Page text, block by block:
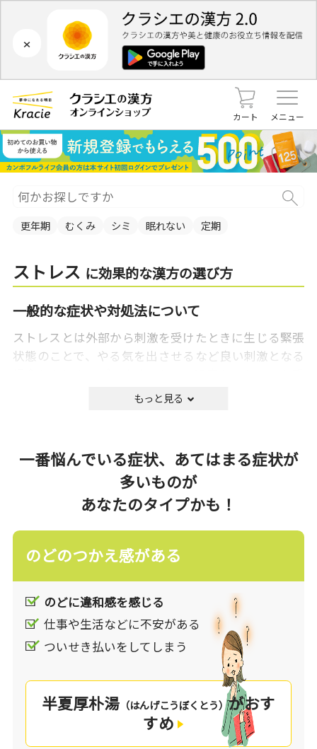
×
カート メニュー
更年期 むくみ シミ 眠れない 定期
ストレス に効果的な漢方の選び方
一般的な症状や対処法について
ストレスとは外部から刺激を受けたときに生じる緊張
状態のことで、やる気を出させるなど良い刺激となる
けると、精神的症状(イライラ、不安感、気分の落ち
現代は「ストレス社会」と言われているほど、私たち
の身の回りには沢山のストレスが溢れています。毎日
を快適に過ごすためには、ストレスと上手くつきあっ
ていくことが重要です。
薬に頼らない一般的な対処方法としては、自分にあっ
たストレス発散方法を見つけたり、生活習慣(食事、
ことがよく行われます。
漢方の考え方
漢方では、ストレスによって「気」の巡りが悪く
なってしまうことで、イライラや不安感などの症
状が起こると考えます。「気」とは、現代でも
「気分」「気持ち」という言葉にも使われるよう
に、気分の変調に関与します。また、自律神経失
一番悩んでいる症状、あてはまる症状が
多いものが
あなたのタイプかも！
のどのつかえ感がある
のどに違和感を感じる
仕事や生活などに不安がある
ついせき払いをしてしまう
半夏厚朴湯 （はんげこうぼくとう）がおす
すめ